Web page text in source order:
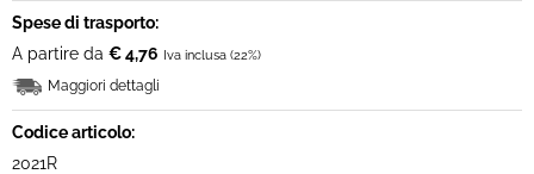
Spese di trasporto:
A partire da € 4,76 Iva inclusa (22%)
Maggiori dettagli
Codice articolo:
2021R